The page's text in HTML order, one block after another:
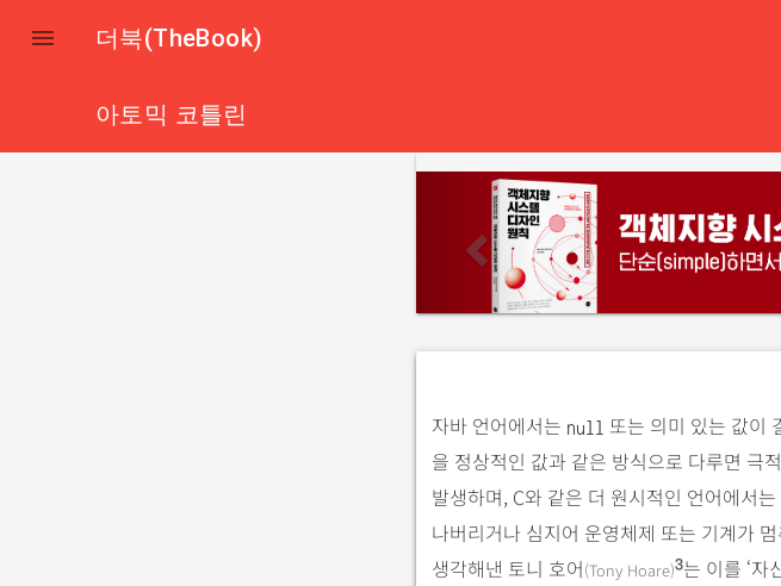
 더북(TheBook)
아토믹 코틀린
e
i
o
s
자바 언어에서는 null 또는 의미 있는 값이
을 정상적인 값과 같은 방식으로 다루면 극
발생하며, C와 같은 더 원시적인 언어에서는
나버리거나 심지어 운영체제 또는 기계가
생각해낸 토니 호어(Tony Hoare)3는 이를 ‘자